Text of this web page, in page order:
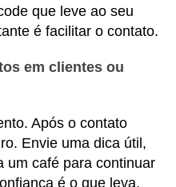
que leve ao seu
é facilitar o contato.
em clientes ou
Após o contato
Envie uma dica útil,
um café para continuar
é o que leva,